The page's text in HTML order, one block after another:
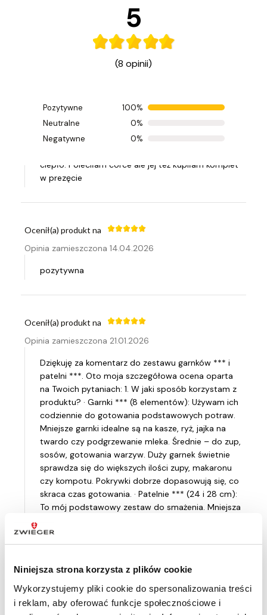
Niniejsza strona korzysta z plików cookie
Wykorzystujemy pliki cookie do spersonalizowania treści
i reklam, aby oferować funkcje społecznościowe i
5
(8 opinii)
Pozytywne
100%
Neutralne
0%
Negatywne
0%
Ocenił(a) produkt na
Opinia zamieszczona 30.04.2026
ciepło. Poleciłam córce ale jej też kupiłam komplet
w prezęcie
Ocenił(a) produkt na
Opinia zamieszczona 14.04.2026
pozytywna
Ocenił(a) produkt na
Opinia zamieszczona 21.01.2026
Dziękuję za komentarz do zestawu garnków *** i
patelni ***. Oto moja szczegółowa ocena oparta
na Twoich pytaniach: 1. W jaki sposób korzystam z
produktu? · Garnki *** (8 elementów): Używam ich
codziennie do gotowania podstawowych potraw.
Mniejsze garnki idealne są na kasze, ryż, jajka na
twardo czy podgrzewanie mleka. Średnie – do zup,
sosów, gotowania warzyw. Duży garnek świetnie
sprawdza się do większych ilości zupy, makaronu
czy kompotu. Pokrywki dobrze dopasowują się, co
skraca czas gotowania. · Patelnie *** (24 i 28 cm):
To mój podstawowy zestaw do smażenia. Mniejsza
naleśniki), podgrzewanie niewielkich porcji czy
sosów. Większa (28 cm) to niezastąpiona pomoc
kotletów, placków ziemniaczanych czy warzyw na
patelnię. Używam ich na codzień. 2. Komu
poleciłbym produkt? · Młodym osobom
urządzającym pierwsze mieszkanie – zestaw daje